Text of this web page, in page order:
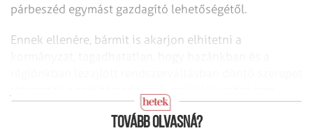
párbeszéd egymást gazdagító lehetőségétől.
Ennek ellenére, bármit is akarjon elhitetni a
lehetett volna a pártállami rendszereket lebontani.
Tovább olvasná?